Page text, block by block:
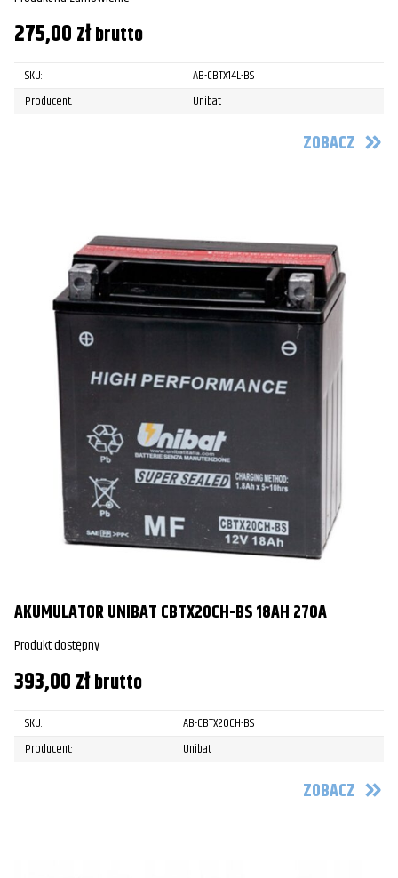
275,00złbrutto
SKU:
AB-CBTX14L-BS
Producent:
Unibat
ZOBACZ
AKUMULATOR UNIBAT CBTX20CH-BS 18AH 270A
Produkt dostępny
393,00złbrutto
SKU:
AB-CBTX20CH-BS
Producent:
Unibat
ZOBACZ